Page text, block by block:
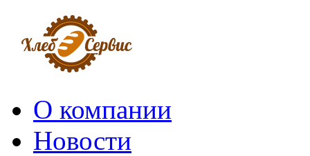
О компании
Новости